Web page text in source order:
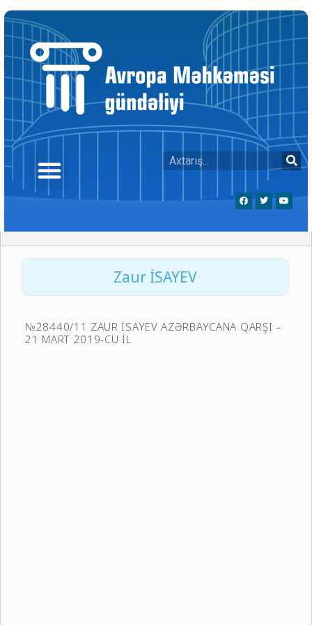
Zaur İSAYEV
№28440/11 ZAUR İSAYEV AZƏRBAYCANA QARŞI –
21 MART 2019-CU İL